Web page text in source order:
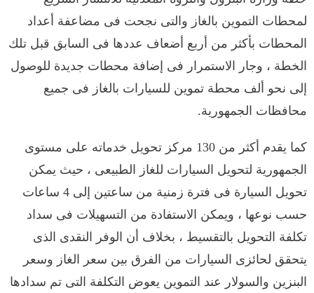
لمحطات التموين بالغاز والتى نجحت فى مضاعفة أعداد
المحطات بأكثر من أربع أضعاف عددها فى السابق قبل تلك
الخطة ، وجار الاستمرار فى إضافة محطات جديدة للوصول
إلى نحو ألف محطة تموين للسيارات بالغاز فى جميع
محافظات الجمهورية.
كما يقدم أكثر من 130 مركز تحويل خدماته على مستوى
الجمهورية لتحويل السيارات للغاز الطبيعى ، حيث يمكن
تحويل السيارة فى فترة زمنية من ساعتين إلى 4 ساعات
حسب نوعها ، ويمكن الاستفادة من التسهيلات فى سداد
تكلفة التحويل بالتقسيط ، بخلاف أن الوفر النقدى الذى
يتحقق لحائزى السيارات من الفرق بين سعر الغاز وسعر
البنزين والسولار عند التموين يعوض التكلفة التى تم سدادها